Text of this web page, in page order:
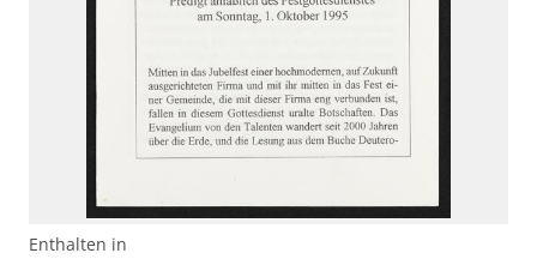
Enthalten in